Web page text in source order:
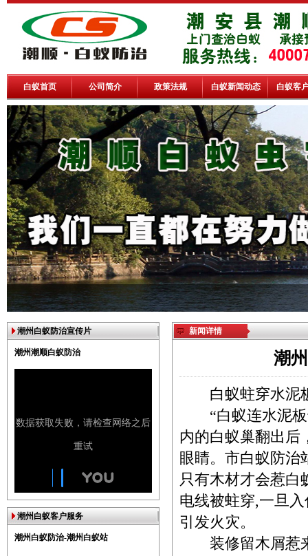
白蚁首页 公司简介 政策法规 白蚁新闻动态 白蚁客
潮州白蚁防治宣传片
潮州潮顺白蚁防治
潮州白蚁客户服务
潮州白蚁防治-潮州白蚁站
新闻详情
潮
白蚁蛀穿水泥
“白蚁连水泥板
内的白蚁巢翻出后
眼睛。市白蚁防治
只有木材才会惹白
电线被蛀穿,一旦
引发火灾。
装修留木屑